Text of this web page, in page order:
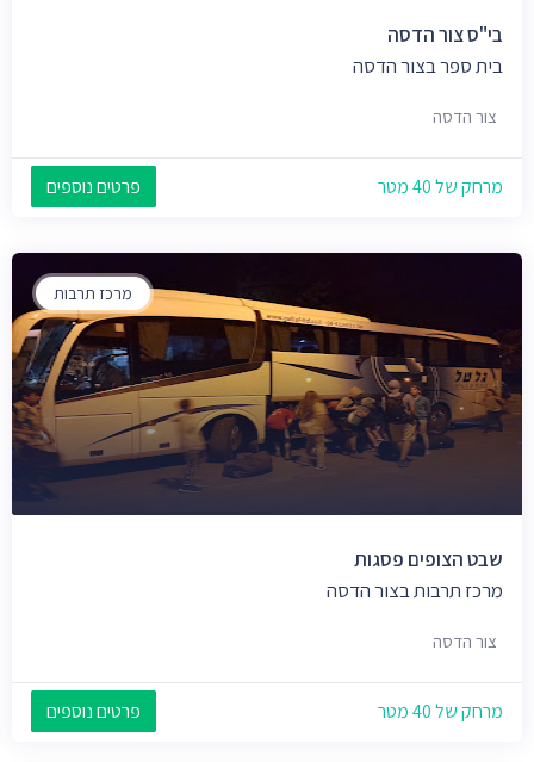
בי"ס צור הדסה
בית ספר בצור הדסה
צור הדסה
מרחק של 40 מטר פרטים נוספים
מרכז תרבות
שבט הצופים פסגות
מרכז תרבות בצור הדסה
צור הדסה
מרחק של 40 מטר פרטים נוספים